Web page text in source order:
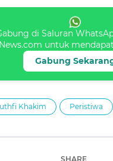
di Saluran
untuk
Gabung
Khakim Peristiwa
SHARE